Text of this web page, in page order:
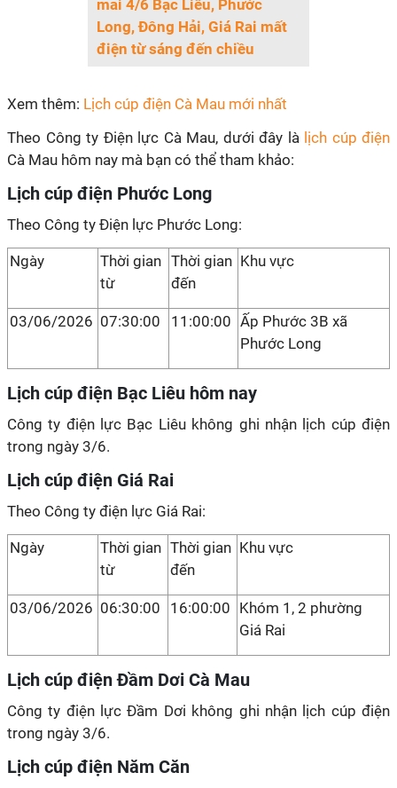
mai 4/6 Bạc Liêu, Phước
Long, Đông Hải, Giá Rai mất
điện từ sáng đến chiều
Xem thêm: Lịch cúp điện Cà Mau mới nhất
Theo Công ty Điện lực Cà Mau, dưới đây là lịch cúp điện
Cà Mau hôm nay mà bạn có thể tham khảo:
Lịch cúp điện Phước Long
Theo Công ty Điện lực Phước Long:
Ngày
Thời gian
từ
Thời gian
đến
Khu vực
03/06/2026 07:30:00 11:00:00 Ấp Phước 3B xã
Phước Long
Lịch cúp điện Bạc Liêu hôm nay
Công ty điện lực Bạc Liêu không ghi nhận lịch cúp điện
trong ngày 3/6.
Lịch cúp điện Giá Rai
Theo Công ty điện lực Giá Rai:
Ngày
Thời gian
từ
Thời gian
đến
Khu vực
03/06/2026 06:30:00 16:00:00 Khóm 1, 2 phường
Giá Rai
Lịch cúp điện Đầm Dơi Cà Mau
Công ty điện lực Đầm Dơi không ghi nhận lịch cúp điện
trong ngày 3/6.
Lịch cúp điện Năm Căn